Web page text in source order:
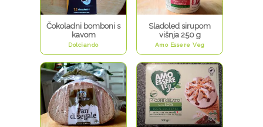
Čokoladni bomboni s
kavom
Dolciando
Sladoled sirupom
višnja 250 g
Amo Essere Veg